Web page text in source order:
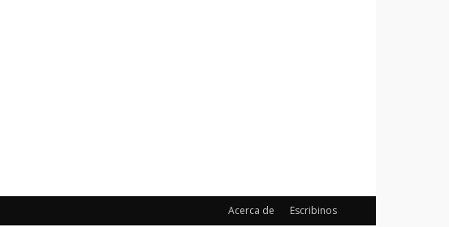
Acerca de Escribinos